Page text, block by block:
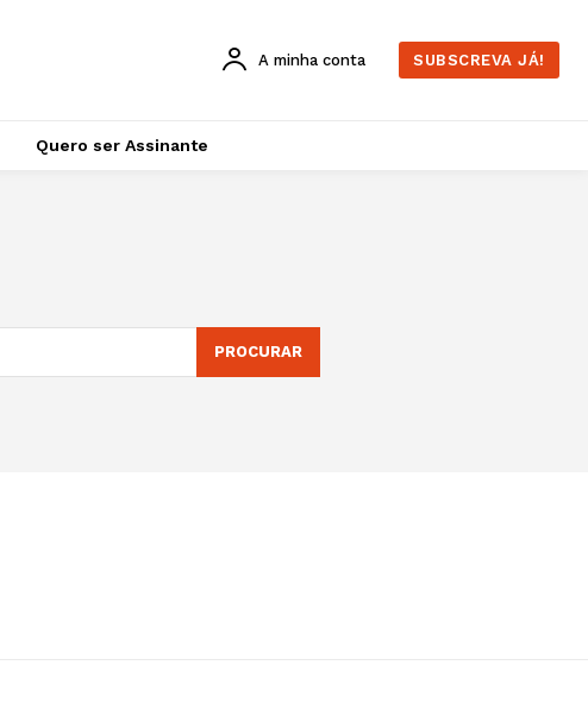
A minha conta SUBSCREVA JÁ!
Quero ser Assinante
PROCURAR